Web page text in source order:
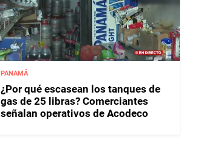
PANAMÁ
¿Por qué escasean los tanques de
gas de 25 libras? Comerciantes
señalan operativos de Acodeco